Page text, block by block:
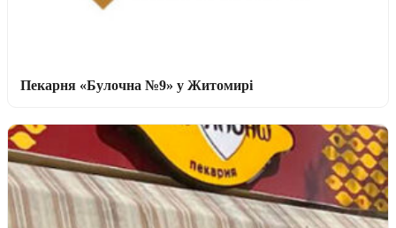
Пекарня «Булочна №9» у Житомирі